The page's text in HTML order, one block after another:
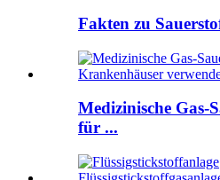
Fakten zu
Medizinische Gas-
für ...